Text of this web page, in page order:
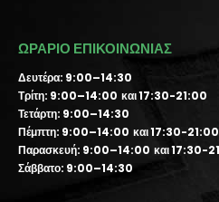
ΩΡΑΡΙΟ ΕΠΙΚΟΙΝΩΝΙΑΣ
Δευτέρα: 9:00–14:30
Τρίτη: 9:00–14:00 και 17:30-21:00
Τετάρτη: 9:00–14:30
Πέμπτη: 9:00–14:00 και 17:30-21:00
Παρασκευή: 9:00–14:00 και 17:30-
Σάββατο: 9:00–14:30